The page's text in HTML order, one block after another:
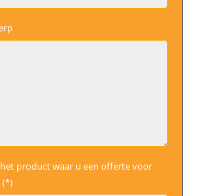
product waar u een offerte voor
(*)